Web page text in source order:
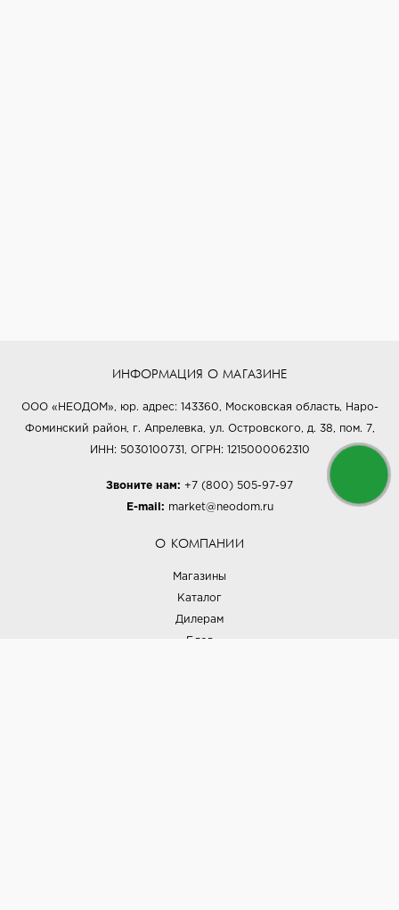
ИНФОРМАЦИЯ О МАГАЗИНЕ
ООО «НЕОДОМ», юр. адрес: 143360, Московская область, Наро-
Фоминский район, г. Апрелевка, ул. Островского, д. 38, пом. 7,
ИНН: 5030100731, ОГРН: 1215000062310
Звоните нам: +7 (800) 505-97-97
E-mail: market@neodom.ru
О КОМПАНИИ
Магазины
Каталог
Дилерам
Блог